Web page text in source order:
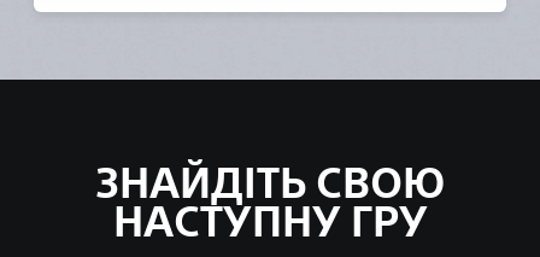
ЗНАЙДІТЬ СВОЮ
НАСТУПНУ ГРУ